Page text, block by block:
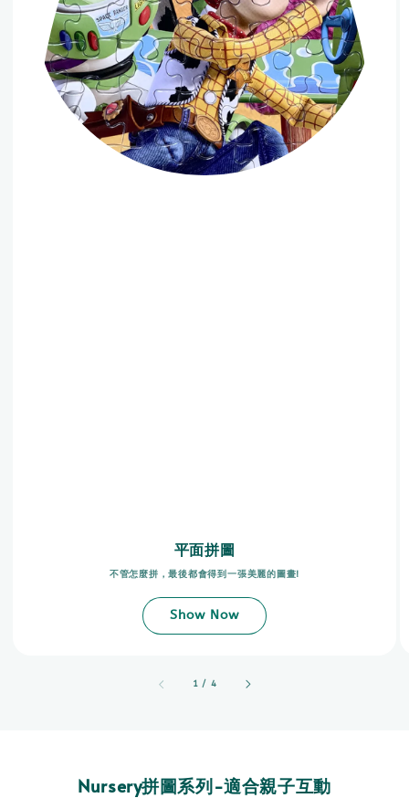
平面拼圖
不管怎麼拼，最後都會得到一張美麗的圖畫!
Show Now
1 / accessibility.of
4
Nursery拼圖系列-適合親子互動